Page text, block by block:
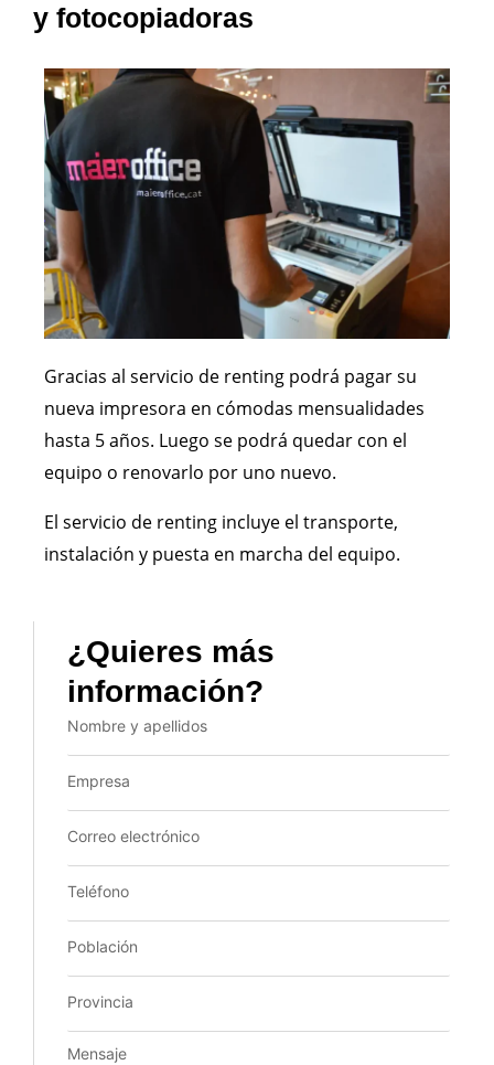
y fotocopiadoras
Gracias al servicio de renting podrá pagar su
nueva impresora en cómodas mensualidades
hasta 5 años. Luego se podrá quedar con el
equipo o renovarlo por uno nuevo.
El servicio de renting incluye el transporte,
instalación y puesta en marcha del equipo.
¿Quieres más
información?